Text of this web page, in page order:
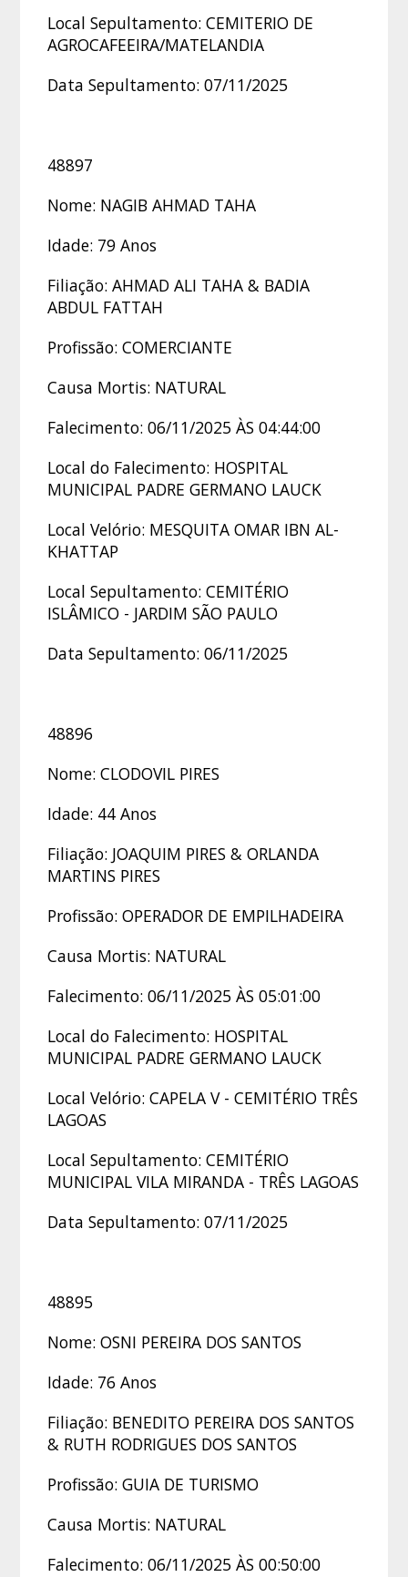
Local Sepultamento: CEMITERIO DE
AGROCAFEEIRA/MATELANDIA
Data Sepultamento: 07/11/2025
48897
Nome: NAGIB AHMAD TAHA
Idade: 79 Anos
Filiação: AHMAD ALI TAHA & BADIA
ABDUL FATTAH
Profissão: COMERCIANTE
Causa Mortis: NATURAL
Falecimento: 06/11/2025 ÀS 04:44:00
Local do Falecimento: HOSPITAL
MUNICIPAL PADRE GERMANO LAUCK
Local Velório: MESQUITA OMAR IBN AL-
KHATTAP
Local Sepultamento: CEMITÉRIO
ISLÂMICO - JARDIM SÃO PAULO
Data Sepultamento: 06/11/2025
48896
Nome: CLODOVIL PIRES
Idade: 44 Anos
Filiação: JOAQUIM PIRES & ORLANDA
MARTINS PIRES
Profissão: OPERADOR DE EMPILHADEIRA
Causa Mortis: NATURAL
Falecimento: 06/11/2025 ÀS 05:01:00
Local do Falecimento: HOSPITAL
MUNICIPAL PADRE GERMANO LAUCK
Local Velório: CAPELA V - CEMITÉRIO TRÊS
LAGOAS
Local Sepultamento: CEMITÉRIO
MUNICIPAL VILA MIRANDA - TRÊS LAGOAS
Data Sepultamento: 07/11/2025
48895
Nome: OSNI PEREIRA DOS SANTOS
Idade: 76 Anos
Filiação: BENEDITO PEREIRA DOS SANTOS
& RUTH RODRIGUES DOS SANTOS
Profissão: GUIA DE TURISMO
Causa Mortis: NATURAL
Falecimento: 06/11/2025 ÀS 00:50:00